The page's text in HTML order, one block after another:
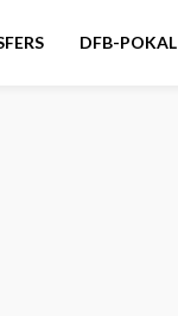
DFB-POKAL